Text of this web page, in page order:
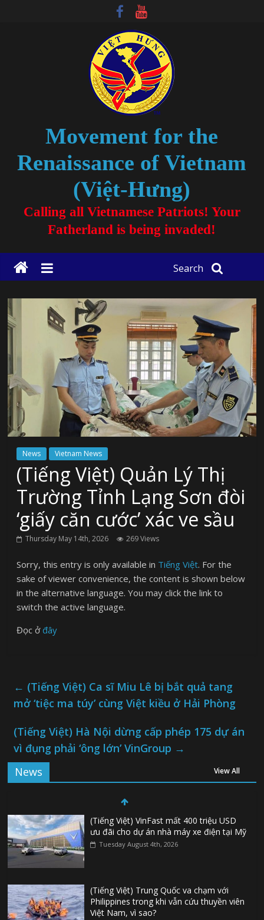
Movement for the
Renaissance of Vietnam
(Việt-Hưng)
Calling all Vietnamese Patriots! Your
Fatherland is being invaded!
Search
News Vietnam News
(Tiếng Việt) Quản Lý Thị
Trường Tỉnh Lạng Sơn đòi
‘giấy căn cước’ xác ve sầu
Thursday May 14th, 2026 269 Views
Sorry, this entry is only available in Tiếng Việt. For the
sake of viewer convenience, the content is shown below
in the alternative language. You may click the link to
switch the active language.
Đọc ởđây
← (Tiếng Việt) Ca sĩ Miu Lê bị bắt quả tang
mở ‘tiệc ma túy’ cùng Việt kiều ở Hải Phòng
(Tiếng Việt) Hà Nội dừng cấp phép 175 dự án
vì đụng phải ‘ông lớn’ VinGroup →
News
View All
(Tiếng Việt) VinFast mất 400 triệu USD
ưu đãi cho dự án nhà máy xe điện tại Mỹ
Tuesday August 4th, 2026
(Tiếng Việt) Trung Quốc va chạm với
Philippines trong khi vẫn cứu thuyền viên
Việt Nam, vì sao?